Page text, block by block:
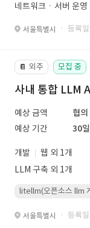
네트워크ㆍ서버 운영
서울특별시 · 등록
📔 외주 모집 중
사내 통합 LLM
예상 금액
협
예상 기간
30일
개발
웹 외 1개
LLM 구축 외 1개
litellm(오픈소스 llm
서울특별시 · 등록